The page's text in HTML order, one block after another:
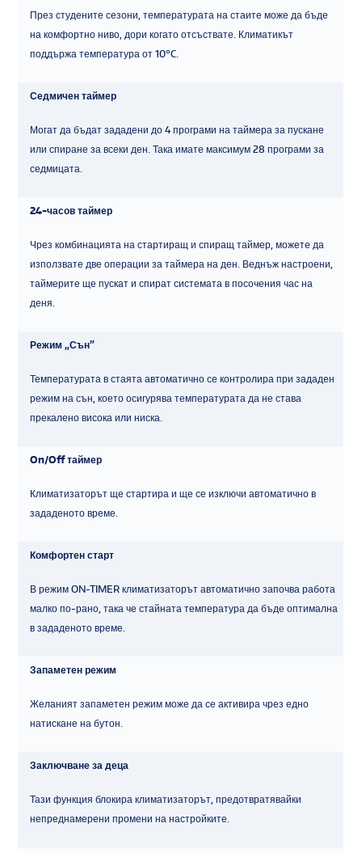
През студените сезони, температурата на стаите може да бъде
на комфортно ниво, дори когато отсъствате. Климатикът
поддържа температура от 10°C.
Седмичен таймер
Могат да бъдат зададени до 4 програми на таймера за пускане
или спиране за всеки ден. Така имате максимум 28 програми за
седмицата.
24-часов таймер
Чрез комбинацията на стартиращ и спиращ таймер, можете да
използвате две операции за таймера на ден. Веднъж настроени,
таймерите ще пускат и спират системата в посочения час на
деня.
Режим „Сън”
Температурата в стаята автоматично се контролира при зададен
режим на сън, което осигурява температурата да не става
прекалено висока или ниска.
On/Off таймер
Климатизаторът ще стартира и ще се изключи автоматично в
зададеното време.
Комфортен старт
В режим ON-TIMER климатизаторът автоматично започва работа
малко по-рано, така че стайната температура да бъде оптимална
в зададеното време.
Запаметен режим
Желаният запаметен режим може да се активира чрез едно
натискане на бутон.
Заключване за деца
Тази функция блокира климатизаторът, предотвратявайки
непреднамерени промени на настройките.